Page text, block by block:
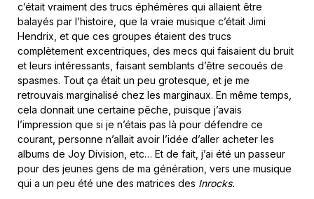
c’était vraiment des trucs éphémères qui allaient être
balayés par l’histoire, que la vraie musique c’était Jimi
Hendrix, et que ces groupes étaient des trucs
complètement excentriques, des mecs qui faisaient du bruit
et leurs intéressants, faisant semblants d’être secoués de
spasmes. Tout ça était un peu grotesque, et je me
retrouvais marginalisé chez les marginaux. En même temps,
cela donnait une certaine pêche, puisque j’avais
l’impression que si je n’étais pas là pour défendre ce
courant, personne n’allait avoir l’idée d’aller acheter les
albums de Joy Division, etc… Et de fait, j’ai été un passeur
pour des jeunes gens de ma génération, vers une musique
qui a un peu été une des matrices des Inrocks.